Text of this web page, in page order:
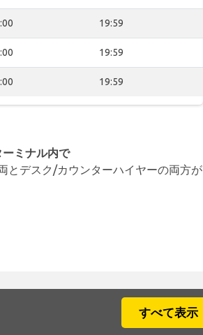
19:59
19:59
19:59
ーミナル内で
とデスク/カウンターハイヤーの両方が
すべて表示